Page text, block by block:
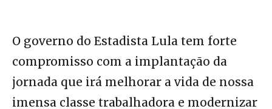
O governo do Estadista Lula tem forte
compromisso com a implantação da
jornada que irá melhorar a vida de nossa
imensa classe trabalhadora e modernizar